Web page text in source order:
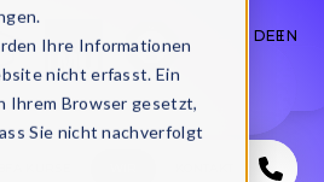
Ihre Informationen
nicht erfasst. Ein
Ihrem Browser gesetzt,
Sie nicht nachverfolgt
DEEN